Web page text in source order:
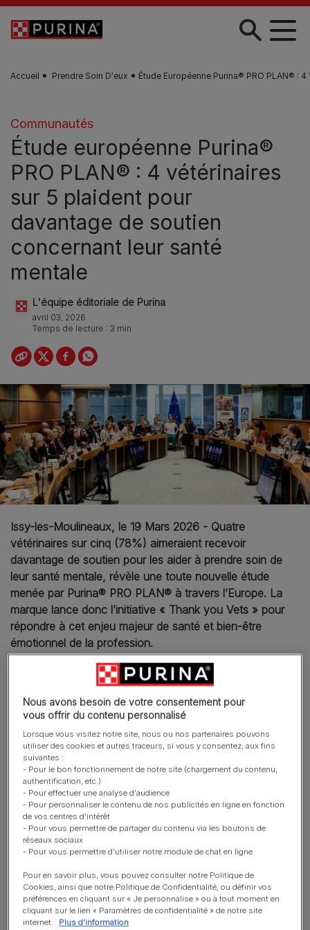
Skip to main content
Accueil Prendre Soin D'eux Étude Européenne Purina® PRO PLAN® :
Communautés
Étude européenne Purina®
PRO PLAN® : 4 vétérinaires
sur 5 plaident pour
davantage de soutien
concernant leur santé
mentale
L'équipe éditoriale de Purina
avril 03, 2026
Temps de lecture : 3 min
Issy-les-Moulineaux, le 19 Mars 2026 - Quatre
vétérinaires sur cinq (78%) aimeraient recevoir
davantage de soutien pour les aider à prendre soin de
leur santé mentale, révèle une toute nouvelle étude
menée par Purina® PRO PLAN® à travers l’Europe. La
marque lance donc l’initiative « Thank you Vets » pour
répondre à cet enjeu majeur de santé et bien-être
émotionnel de la profession.
Les vétérinaires, une profession sous forte tension
35 millions², c’est la hausse de la population animale
européenne en à peine trois ans, de 2021 à 2024. Cela
représente en moyenne100 animaux supplémentaires
par vétérinaire en Europe. En parallèle, les animaux de
compagnie occupent une place grandissante au sein des
foyers, et sont de plus en plus considérés comme des
membres à part entière de la famille.
Les vétérinaires doivent ainsi composer avec davantage
d’animaux à soigner et des possesseurs beaucoup plus
nouvelle étude menée par Purina® PRO PLAN® révèle
besoin urgent de soutien en matière de bien-être
émotionnel au sein de la profession vétérinaire:
Nous avons besoin de votre consentement pour
vous offrir du contenu personnalisé
Lorsque vous visitez notre site, nous ou nos partenaires pouvons
utiliser des cookies et autres traceurs, si vous y consentez, aux fins
suivantes :
- Pour le bon fonctionnement de notre site (chargement du contenu,
authentification, etc.)
- Pour effectuer une analyse d'audience
- Pour personnaliser le contenu de nos publicités en ligne en fonction
de vos centres d'intérêt
- Pour vous permettre de partager du contenu via les boutons de
réseaux sociaux
- Pour vous permettre d'utiliser notre module de chat en ligne
Pour en savoir plus, vous pouvez consulter notre Politique de
Cookies, ainsi que notre Politique de Confidentialité, ou définir vos
préférences en cliquant sur « Je personnalise » ou à tout moment en
cliquant sur le lien « Paramètres de confidentialité » de notre site
internet.
Plus d'information